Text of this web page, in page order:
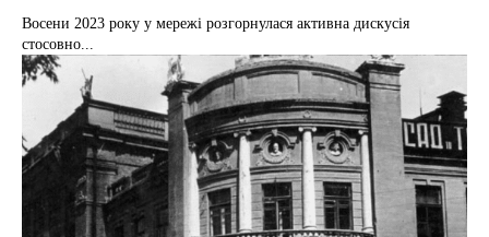
Восени 2023 року у мережі розгорнулася активна дискусія
стосовно...